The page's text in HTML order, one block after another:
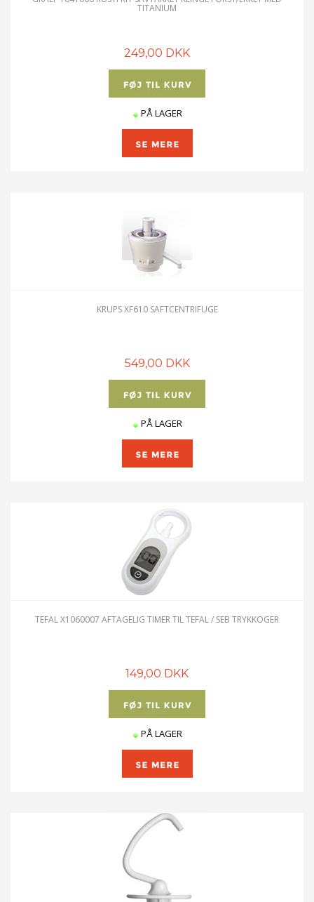
TITANIUM
249,00 DKK
PÅ LAGER
KRUPS XF610 SAFTCENTRIFUGE
549,00 DKK
PÅ LAGER
TEFAL X1060007 AFTAGELIG TIMER TIL TEFAL / SEB TRYKKOGER
149,00 DKK
PÅ LAGER